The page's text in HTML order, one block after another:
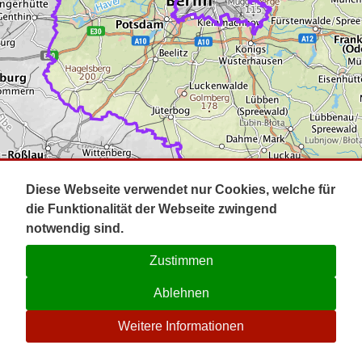
Impressum
Kontakt
☉
Diese Webseite verwendet nur Cookies, welche für
die Funktionalität der Webseite zwingend
notwendig sind.
Zustimmen
Ablehnen
Weitere Informationen